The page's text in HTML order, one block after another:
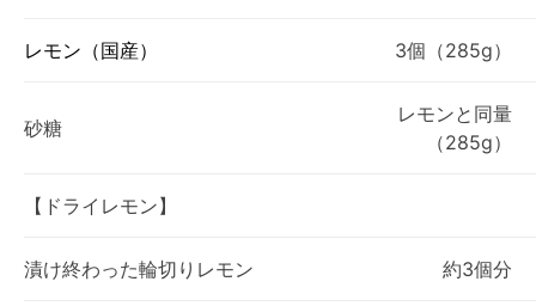
レモン（国産） 3個（285g）
砂糖
レモンと同量
（285g）
【ドライレモン】
漬け終わった輪切りレモン 約3個分